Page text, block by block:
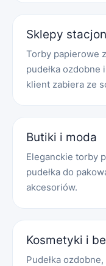
Sklepy
Torby papierowe
pudełka
klient zabiera ze
Butiki i moda
Eleganckie torby
pudełka do
akcesoriów.
Kosmetyki i
Pudełka